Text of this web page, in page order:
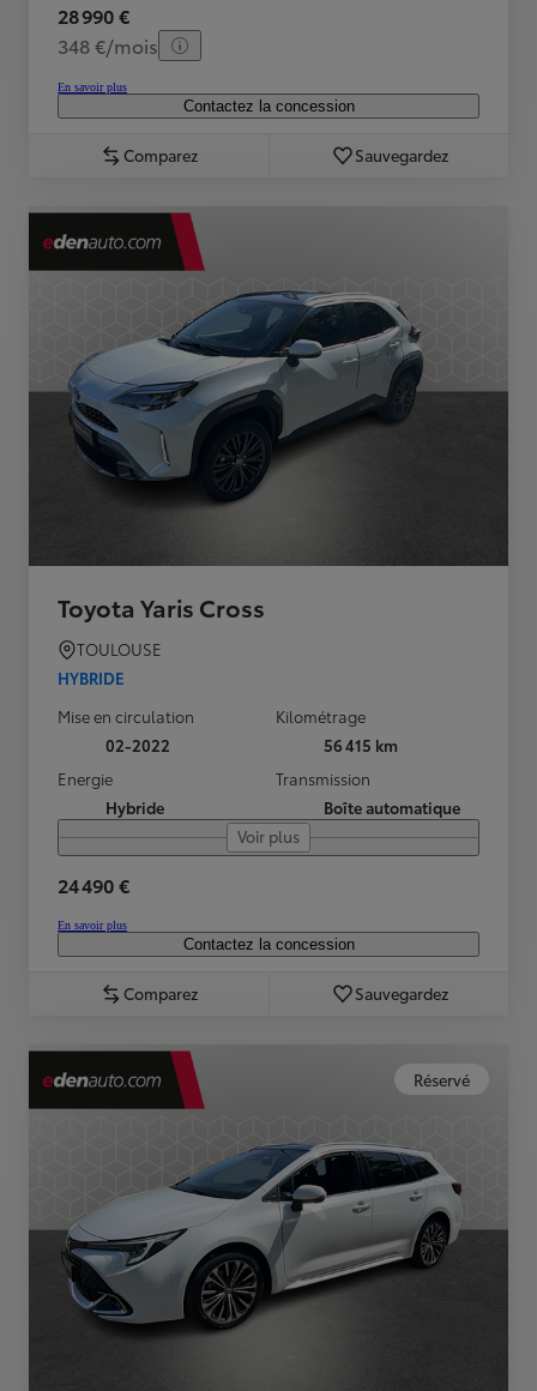
28 990 €
348 €/mois
En savoir plus
Contactez la concession
Comparez Sauvegardez
Toyota Yaris Cross
TOULOUSE
HYBRIDE
Mise en circulation
02-2022
Kilométrage
56 415 km
Energie
Hybride
Transmission
Boîte automatique
Voir plus
24 490 €
En savoir plus
Contactez la concession
Comparez Sauvegardez
Réservé